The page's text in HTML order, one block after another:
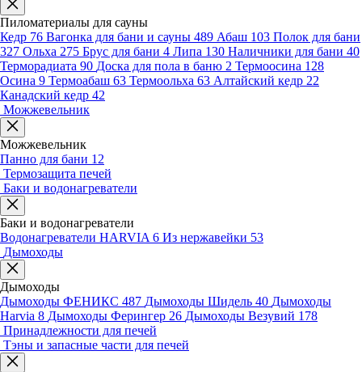
Пиломатериалы для сауны
Кедр 76 Вагонка для бани и сауны 489 Абаш 103 Полок для бани
327 Ольха 275 Брус для бани 4 Липа 130 Наличники для бани 40
Терморадиата 90 Доска для пола в баню 2 Термоосина 128
Осина 9 Термоабаш 63 Термоольха 63 Алтайский кедр 22
Канадский кедр 42
Можжевельник
Можжевельник
Панно для бани 12
Термозащита печей
Баки и водонагреватели
Баки и водонагреватели
Водонагреватели HARVIA 6 Из нержавейки 53
Дымоходы
Дымоходы
Дымоходы ФЕНИКС 487 Дымоходы Шидель 40 Дымоходы
Harvia 8 Дымоходы Ферингер 26 Дымоходы Везувий 178
Принадлежности для печей
Тэны и запасные части для печей